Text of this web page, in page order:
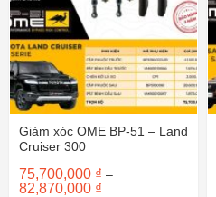
Giảm xóc OME BP-51 – Land
Cruiser 300
75,700,000 ₫ –
82,870,000 ₫